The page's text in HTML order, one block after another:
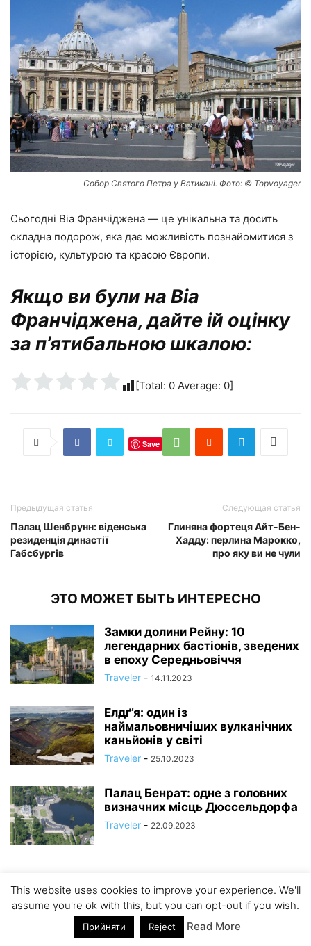
Собор Святого Петра у Ватикані. Фото: © Topvoyager
Сьогодні Віа Франчіджена — це унікальна та досить
складна подорож, яка дає можливість познайомитися з
історією, культурою та красою Європи.
Якщо ви були на Віа
Франчіджена, дайте ій оцінку
за п’ятибальною шкалою:
[Total: 0 Average: 0]
Save
Предыдущая статья
Палац Шенбрунн: віденська
резиденція династії
Габсбургів
Следующая статья
Глиняна фортеця Айт-Бен-
Хадду: перлина Марокко,
про яку ви не чули
ЭТО МОЖЕТ БЫТЬ ИНТЕРЕСНО
Замки долини Рейну: 10
легендарних бастіонів, зведених
в епоху Середньовіччя
Traveler - 14.11.2023
Елдґ’я: один із
наймальовничіших вулканічних
каньйонів у світі
Traveler - 25.10.2023
Палац Бенрат: одне з головних
визначних місць Дюссельдорфа
Traveler - 22.09.2023
This website uses cookies to improve your experience. We'll
assume you're ok with this, but you can opt-out if you wish.
Прийняти Reject Read More